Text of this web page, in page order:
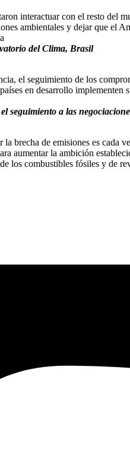
interactuar con el resto del
ambientales y dejar que el
del Clima, Brasil
el seguimiento de los
en desarrollo implementen
seguimiento a las
brecha de emisiones es cada
aumentar la ambición
los combustibles fósiles y de